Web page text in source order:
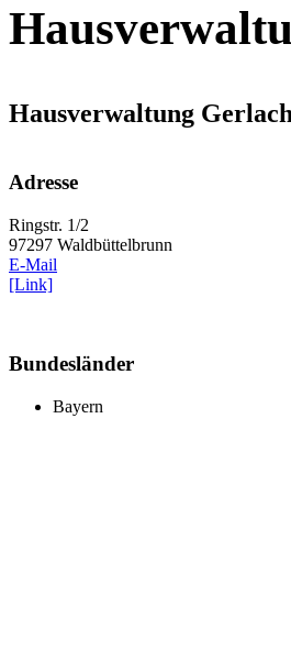
Hausverwaltung Gerlach
Adresse
Ringstr. 1/2
97297 Waldbüttelbrunn
E-Mail
[Link]
Bundesländer
Bayern